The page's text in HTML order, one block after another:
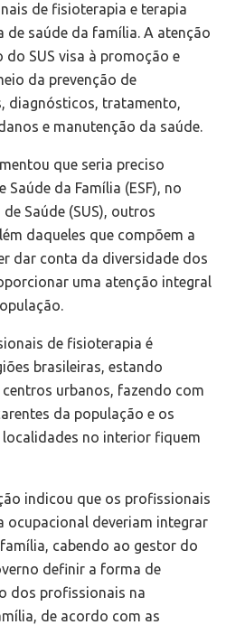
de fisioterapia e terapia
de saúde da família. A atenção
SUS visa à promoção e
da prevenção de
diagnósticos, tratamento,
e manutenção da saúde.
que seria preciso
da Família (ESF), no
Saúde (SUS), outros
daqueles que compõem a
dar conta da diversidade dos
uma atenção integral
de fisioterapia é
brasileiras, estando
urbanos, fazendo com
da população e os
no interior fiquem
indicou que os profissionais
ocupacional deveriam integrar
cabendo ao gestor do
definir a forma de
dos profissionais na
de acordo com as